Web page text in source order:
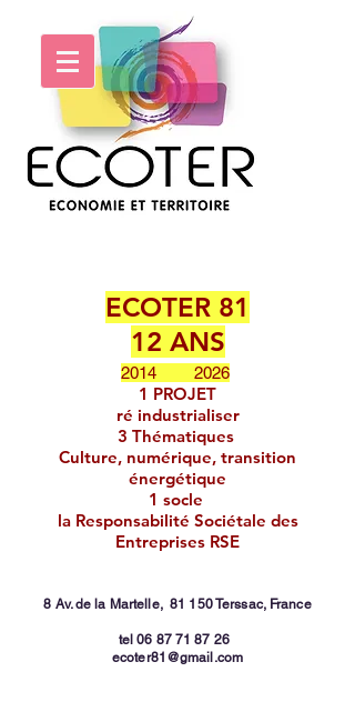
ECOTER 81
12 ANS
2014 2026
1 PROJET
ré industrialiser
3 Thématiques
Culture, numérique, transition
énergétique
1 socle
la Responsabilité Sociétale des
Entreprises RSE
8 Av. de la Martelle,81 150 Terssac, France
tel06 87 71 87 26
ecoter81@gmail.com